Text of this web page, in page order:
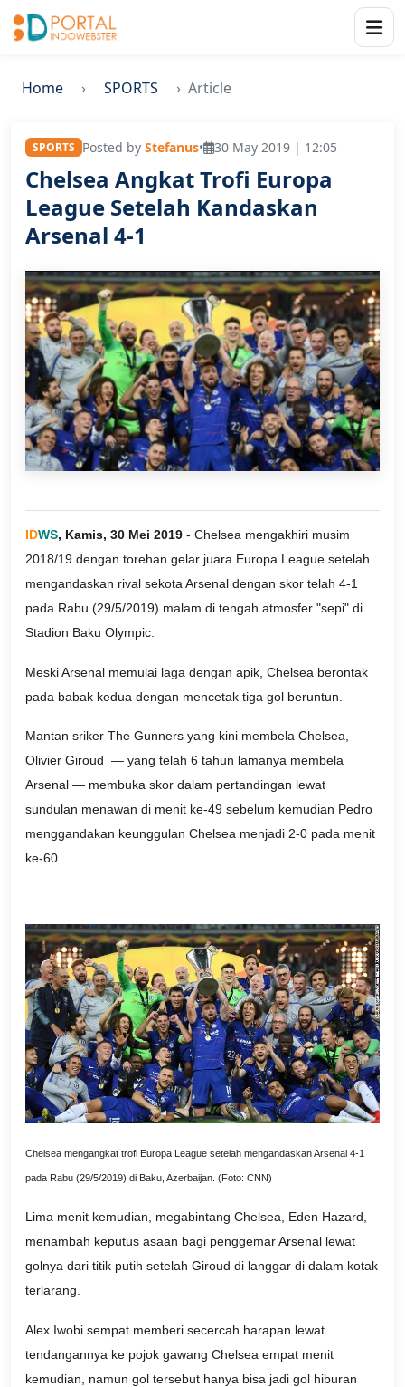
Home SPORTS Article
SPORTS Posted by Stefanus• 30 May 2019 | 12:05
Chelsea Angkat Trofi Europa
League Setelah Kandaskan
Arsenal 4-1
IDWS, Kamis, 30 Mei 2019 - Chelsea mengakhiri musim
2018/19 dengan torehan gelar juara Europa League setelah
mengandaskan rival sekota Arsenal dengan skor telah 4-1
pada Rabu (29/5/2019) malam di tengah atmosfer "sepi" di
Stadion Baku Olympic.
Meski Arsenal memulai laga dengan apik, Chelsea berontak
pada babak kedua dengan mencetak tiga gol beruntun.
Mantan sriker The Gunners yang kini membela Chelsea,
Olivier Giroud — yang telah 6 tahun lamanya membela
Arsenal — membuka skor dalam pertandingan lewat
sundulan menawan di menit ke-49 sebelum kemudian Pedro
menggandakan keunggulan Chelsea menjadi 2-0 pada menit
ke-60.
Chelsea mengangkat trofi Europa League setelah mengandaskan Arsenal 4-1
pada Rabu (29/5/2019) di Baku, Azerbaijan. (Foto: CNN)
Lima menit kemudian, megabintang Chelsea, Eden Hazard,
menambah keputus asaan bagi penggemar Arsenal lewat
golnya dari titik putih setelah Giroud di langgar di dalam kotak
terlarang.
Alex Iwobi sempat memberi secercah harapan lewat
tendangannya ke pojok gawang Chelsea empat menit
kemudian, namun gol tersebut hanya bisa jadi gol hiburan